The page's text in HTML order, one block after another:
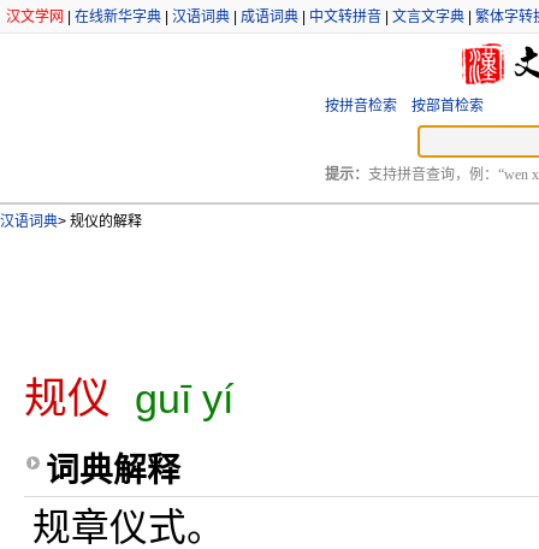
汉文学网 在线新华字典 汉语词典 成语词典 中文转拼音 文言文字典 繁体字转
按拼音检索 按部首检索
提示： 支持拼音查询，例：“wen
汉语词典> 规仪的解释
规仪 guī yí
词典解释
规章仪式。